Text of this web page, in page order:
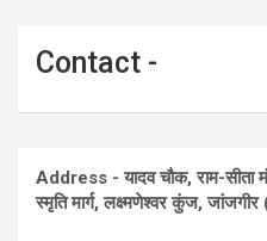
Contact -
Address - यादव चौक, राम-सीता
स्मृति मार्ग, लक्ष्मणेश्वर कुंज,